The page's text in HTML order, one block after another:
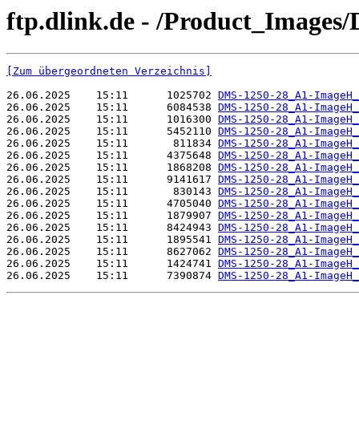
ftp.dlink.de - /Product_Images/
[Zum übergeordneten Verzeichnis]
26.06.2025    15:11      1025702 DMS-1250-28_A1-
26.06.2025    15:11      6084538 DMS-1250-28_A1-
26.06.2025    15:11      1016300 DMS-1250-28_A1-
26.06.2025    15:11      5452110 DMS-1250-28_A1-
26.06.2025    15:11       811834 DMS-1250-28_A1-
26.06.2025    15:11      4375648 DMS-1250-28_A1-
26.06.2025    15:11      1868208 DMS-1250-28_A1-
26.06.2025    15:11      9141617 DMS-1250-28_A1-
26.06.2025    15:11       830143 DMS-1250-28_A1-
26.06.2025    15:11      4705040 DMS-1250-28_A1-
26.06.2025    15:11      1879907 DMS-1250-28_A1-
26.06.2025    15:11      8424943 DMS-1250-28_A1-
26.06.2025    15:11      1895541 DMS-1250-28_A1-
26.06.2025    15:11      8627062 DMS-1250-28_A1-
26.06.2025    15:11      1424741 DMS-1250-28_A1-
26.06.2025    15:11      7390874 DMS-1250-28_A1-